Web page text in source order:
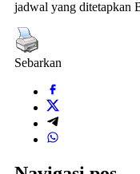
jadwal yang ditetapkan
Sebarkan